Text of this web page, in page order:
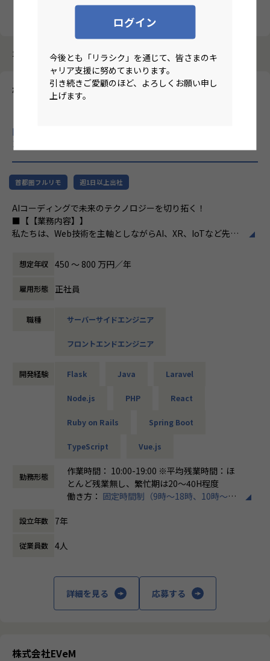
ログイン
今後とも「リラシク」を通じて、皆さまのキ
ャリア支援に努めてまいります。
引き続きご愛顧のほど、よろしくお願い申し
上げます。
130件中 41件～50件
株式会社TechFirst Leaders
ンジニアドリブンの未来創造企業！
首都圏フルリモ 週1日以上出社
AIコーディングで未来のテクノロジーを切り拓く！
■【【業務内容】】
私たちは、Web技術を主軸としながらAI、XR、IoTなど先端
を科学する企業」を標榜し、多数の技術顧問在籍、自己研鑽
費用の支援、AI勉強会など成長施策を豊富に用意しているエ
ンジニア中心の組織になっています。
キャリアアップを念頭に貴方の希望に合わせてアサインを決
＜プロジェクト例＞
ython、AWS、GCP(AI部分)、Docker、WebRTC、MySQL
顔写真を提出して確認を行うシステムの開発。
性が高まっており、将来性が高く、またAI活用することで、
提出書類の正当性を自動で判定することができる先進的なプ
ロジェクトです。
・AI部分は複数の画像認識系AIを使用し、システム部分はモ
・社会的に必要性が高まっている将来性のあるスタートアッ
・顧客の起業家も技術出身のため、エンジニアの働き方への
・リモートワークでの開発
S、Docker、MySQL、JIRA、Slack
想定年収 450 〜 800 万円／年
雇用形態 正社員
職種 サーバーサイドエンジニア
フロントエンドエンジニア
開発経験 Flask Java Laravel
Node.js PHP React
Ruby on Rails Spring Boot
TypeScript Vue.js
勤務形態
作業時間： 10:00-19:00 ※平均残業時間：ほ
とんど残業無し、繁忙期は20〜40H程度
働き方： 固定時間制（9時～18時、10時～19
時間外労働の有無： 有（月平均10時間～20
休憩時間： 60分
設立年数 7年
従業員数 4人
詳細を見る 応募する
株式会社EVeM